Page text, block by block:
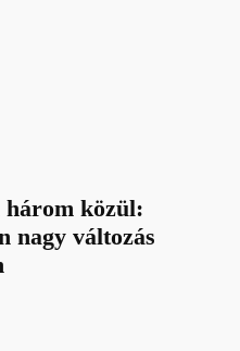
három közül:
nagy változás